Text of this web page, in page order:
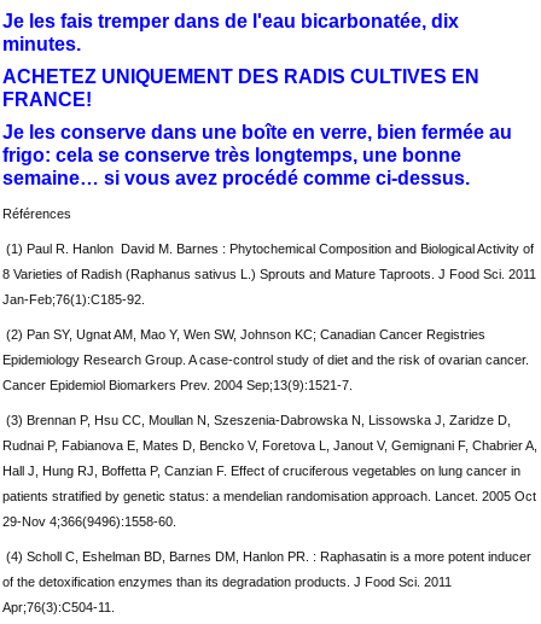
Je les fais tremper dans de l'eau bicarbonatée, dix
minutes.
ACHETEZ UNIQUEMENT DES RADIS CULTIVES EN
FRANCE!
Je les conserve dans une boîte en verre, bien fermée au
frigo: cela se conserve très longtemps, une bonne
semaine… si vous avez procédé comme ci-dessus.
Références
(1) Paul R. Hanlon David M. Barnes : Phytochemical Composition and Biological Activity of
8 Varieties of Radish (Raphanus sativus L.) Sprouts and Mature Taproots. J Food Sci. 2011
Jan-Feb;76(1):C185-92.
(2) Pan SY, Ugnat AM, Mao Y, Wen SW, Johnson KC; Canadian Cancer Registries
Epidemiology Research Group. A case-control study of diet and the risk of ovarian cancer.
Cancer Epidemiol Biomarkers Prev. 2004 Sep;13(9):1521-7.
(3) Brennan P, Hsu CC, Moullan N, Szeszenia-Dabrowska N, Lissowska J, Zaridze D,
Rudnai P, Fabianova E, Mates D, Bencko V, Foretova L, Janout V, Gemignani F, Chabrier A,
Hall J, Hung RJ, Boffetta P, Canzian F. Effect of cruciferous vegetables on lung cancer in
patients stratified by genetic status: a mendelian randomisation approach. Lancet. 2005 Oct
29-Nov 4;366(9496):1558-60.
(4) Scholl C, Eshelman BD, Barnes DM, Hanlon PR. : Raphasatin is a more potent inducer
of the detoxification enzymes than its degradation products. J Food Sci. 2011
Apr;76(3):C504-11.